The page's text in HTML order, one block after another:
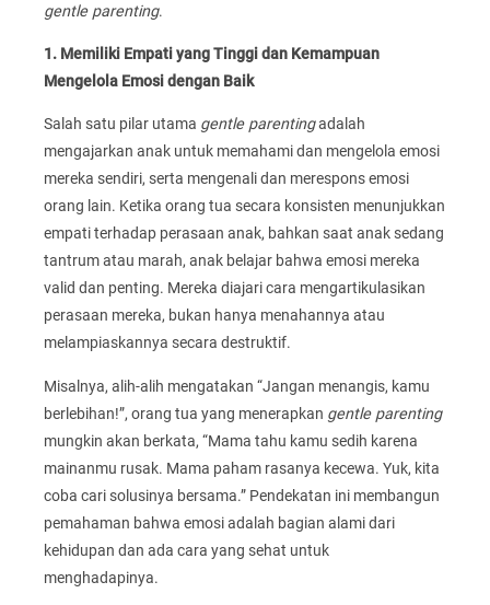
gentle parenting.
1. Memiliki Empati yang Tinggi dan Kemampuan
Mengelola Emosi dengan Baik
Salah satu pilar utama gentle parentingadalah
mengajarkan anak untuk memahami dan mengelola emosi
mereka sendiri, serta mengenali dan merespons emosi
orang lain. Ketika orang tua secara konsisten menunjukkan
empati terhadap perasaan anak, bahkan saat anak sedang
tantrum atau marah, anak belajar bahwa emosi mereka
valid dan penting. Mereka diajari cara mengartikulasikan
perasaan mereka, bukan hanya menahannya atau
melampiaskannya secara destruktif.
Misalnya, alih-alih mengatakan “Jangan menangis, kamu
berlebihan!”, orang tua yang menerapkan gentle parenting
mungkin akan berkata, “Mama tahu kamu sedih karena
mainanmu rusak. Mama paham rasanya kecewa. Yuk, kita
coba cari solusinya bersama.” Pendekatan ini membangun
pemahaman bahwa emosi adalah bagian alami dari
kehidupan dan ada cara yang sehat untuk
menghadapinya.